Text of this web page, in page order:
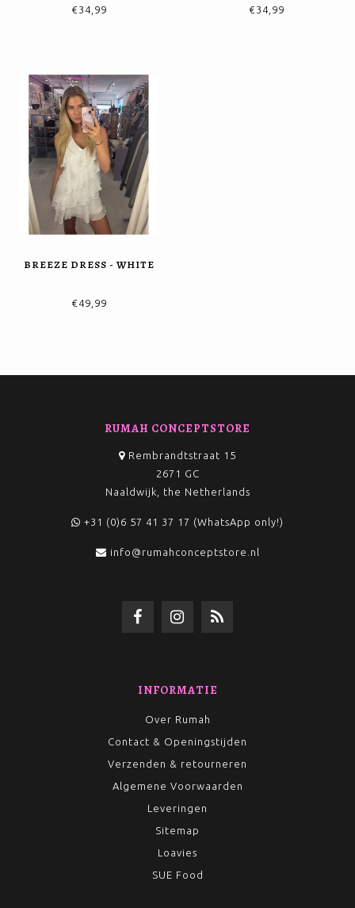
€34,99 €34,99
BREEZE DRESS - WHITE
€49,99
RUMAH CONCEPTSTORE
Rembrandtstraat 15
2671 GC
Naaldwijk, the Netherlands
+31 (0)6 57 41 37 17 (WhatsApp only!)
info@rumahconceptstore.nl
INFORMATIE
Over Rumah
Contact & Openingstijden
Verzenden & retourneren
Algemene Voorwaarden
Leveringen
Sitemap
Loavies
SUE Food